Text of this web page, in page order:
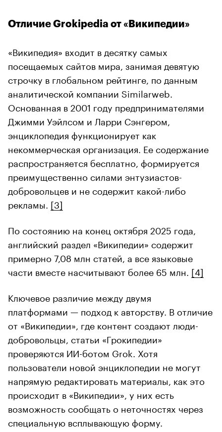
Отличие Grokipedia от «Википедии»
«Википедия» входит в десятку самых
посещаемых сайтов мира, занимая девятую
строчку в глобальном рейтинге, по данным
аналитической компании Similarweb.
Основанная в 2001 году предпринимателями
Джимми Уэйлсом и Ларри Сэнгером,
энциклопедия функционирует как
некоммерческая организация. Ее содержание
распространяется бесплатно, формируется
преимущественно силами энтузиастов-
добровольцев и не содержит какой-либо
рекламы. [3]
По состоянию на конец октября 2025 года,
английский раздел «Википедии» содержит
примерно 7,08 млн статей, а все языковые
части вместе насчитывают более 65 млн. [4]
Ключевое различие между двумя
платформами — подход к авторству. В отличие
от «Википедии», где контент создают люди-
добровольцы, статьи «Грокипедии»
проверяются ИИ-ботом Grok. Хотя
пользователи новой энциклопедии не могут
напрямую редактировать материалы, как это
происходит в «Википедии», у них есть
возможность сообщать о неточностях через
специальную всплывающую форму.